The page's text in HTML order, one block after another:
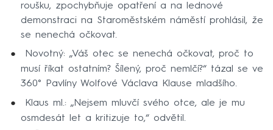
roušku, zpochybňuje opatření a na lednové
demonstraci na Staroměstském náměstí prohlásil, že
se nenechá očkovat.
Novotný: „Váš otec se nenechá očkovat, proč to
musí říkat ostatním? Šílený, proč nemlčí?“ tázal se ve
360° Pavlíny Wolfové Václava Klause mladšího.
Klaus ml.: „Nejsem mluvčí svého otce, ale je mu
osmdesát let a kritizuje to,“ odvětil.